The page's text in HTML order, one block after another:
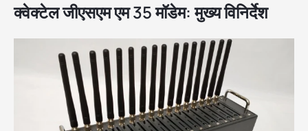
क्वेक्टेल जीएसएम एम 35 मॉडेम: मुख्य विनिर्देश